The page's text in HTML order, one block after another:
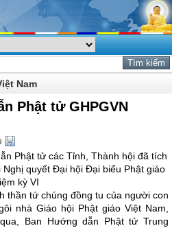
Nam
Phật tử GHPGVN
Phật tử các Tỉnh, Thành hội đã tích
Nghị quyết Đại hội Đại biểu Phật giáo
kỳ VI
thần tứ chúng đồng tu của người con
nhà Giáo hội Phật giáo Việt Nam,
Ban Hướng dẫn Phật tử Trung